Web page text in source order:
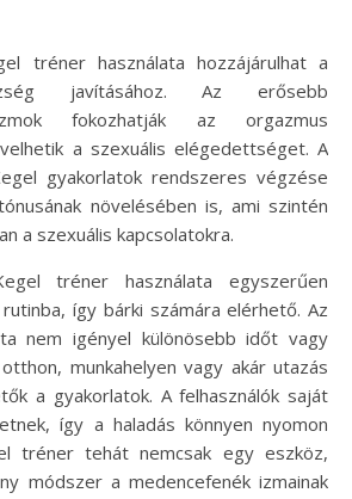
tréner használata hozzájárulhat a
javításához. Az erősebb
fokozhatják az orgazmus
a szexuális elégedettséget. A
gyakorlatok rendszeres végzése
növelésében is, ami szintén
a szexuális kapcsolatokra.
tréner használata egyszerűen
így bárki számára elérhető. Az
nem igényel különösebb időt vagy
munkahelyen vagy akár utazás
a gyakorlatok. A felhasználók saját
így a haladás könnyen nyomon
tréner tehát nemcsak egy eszköz,
módszer a medencefenék izmainak